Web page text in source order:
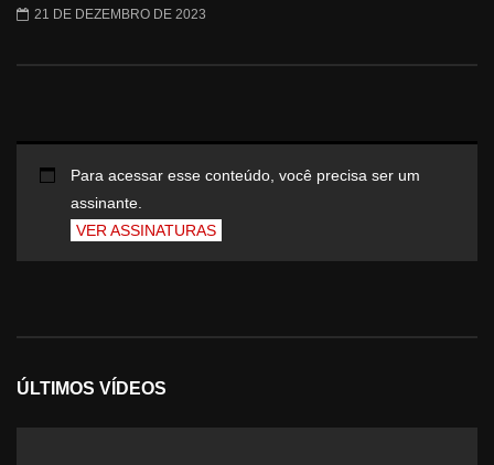
21 DE DEZEMBRO DE 2023
Para acessar esse conteúdo, você precisa ser um
assinante.
VER ASSINATURAS
ÚLTIMOS VÍDEOS